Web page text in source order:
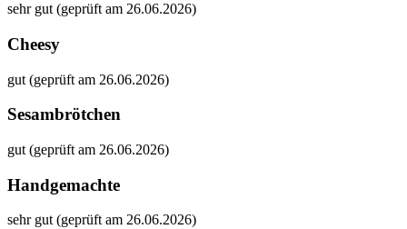
sehr gut (geprüft am 26.06.2026)
Cheesy
gut (geprüft am 26.06.2026)
Sesambrötchen
gut (geprüft am 26.06.2026)
Handgemachte
sehr gut (geprüft am 26.06.2026)